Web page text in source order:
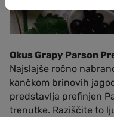
Okus Grapy Parson
Najslajše ročno
kančkom brinovih
predstavlja prefinjen
trenutke. Raziščite to